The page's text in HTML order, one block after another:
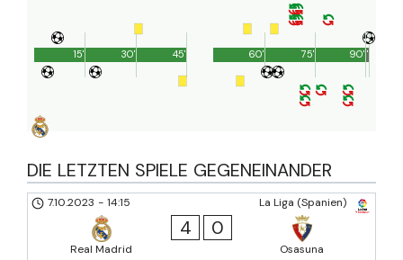
45'
15' 30' 90'
60' 75' 1'
DIE LETZTEN SPIELE GEGENEINANDER
La Liga (Spanien)
7.10.2023 - 14:15
Real Madrid
4 0
Osasuna